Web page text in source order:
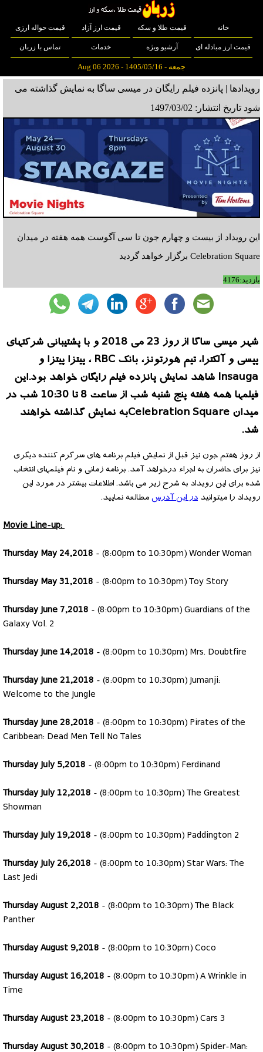
خانه قیمت طلا و سکه قیمت ارز آزاد قیمت حواله ارزی
قیمت ارز مبادله ای آرشیو ویژه خدمات تماس با زربان
جمعه - 1405/05/16 - Aug 06 2026
رویدادها | پانزده فیلم رایگان در میسی ساگا به نمایش گذاشته می
شود تاریخ انتشار: 1497/03/02
این رویداد از بیست و چهارم جون تا سی آگوست همه هفته در میدان
Celebration Square برگزار خواهد گردید
بازدید:4176
شهر میسی ساگا از روز 23 می 2018 و با پشتیبانی شرکتهای
پپسی و آلکترا، تیم هورتونز، بانک RBC ، پیتزا پیتزا و
Insauga شاهد نمایش پانزده فیلم رایگان خواهد بود.این
فیلمها همه هفته پنج شنبه شب از ساعت 8 تا 10:30 شب در
میدان Celebration Squareبه نمایش گذاشته خواهند
شد.
از روز هفتم جون نیز قبل از نمایش فیلم برنامه های سرگرم کننده دیگری
نیز برای حاضران به اجراء درخواهد آمد. برنامه زمانی و نام فیلمهای انتخاب
شده برای این رویداد به شرح زیر می باشد. اطلاعات بیشتر در مورد این
رویداد را میتوانیددر این آدرسمطالعه نمایید.
Movie Line-up:
Thursday May 24,2018 - (8:00pm to 10:30pm) Wonder Woman
Thursday May 31,2018 - (8:00pm to 10:30pm) Toy Story
Thursday June 7,2018 - (8:00pm to 10:30pm) Guardians of the
Galaxy Vol. 2
Thursday June 14,2018 - (8:00pm to 10:30pm) Mrs. Doubtfire
Thursday June 21,2018 - (8:00pm to 10:30pm) Jumanji:
Welcome to the Jungle
Thursday June 28,2018 - (8:00pm to 10:30pm) Pirates of the
Caribbean: Dead Men Tell No Tales
Thursday July 5,2018 - (8:00pm to 10:30pm) Ferdinand
Thursday July 12,2018 - (8:00pm to 10:30pm) The Greatest
Showman
Thursday July 19,2018 - (8:00pm to 10:30pm) Paddington 2
Thursday July 26,2018 - (8:00pm to 10:30pm) Star Wars: The
Last Jedi
Thursday August 2,2018 - (8:00pm to 10:30pm) The Black
Panther
Thursday August 9,2018 - (8:00pm to 10:30pm) Coco
Thursday August 16,2018 - (8:00pm to 10:30pm) A Wrinkle in
Time
Thursday August 23,2018 - (8:00pm to 10:30pm) Cars 3
Thursday August 30,2018 - (8:00pm to 10:30pm) Spider-Man: